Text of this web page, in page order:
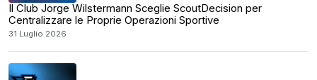
Il Club Jorge Wilstermann Sceglie ScoutDecision per
Centralizzare le Proprie Operazioni Sportive
31 Luglio 2026